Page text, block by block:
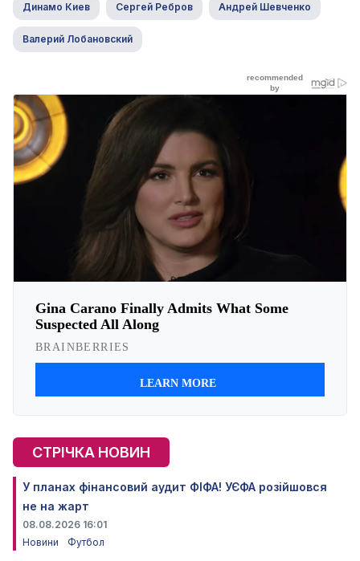
Динамо Киев Сергей Ребров Андрей Шевченко
Валерий Лобановский
СТРІЧКА НОВИН
У планах фінансовий аудит ФІФА! УЄФА розійшовся
не на жарт
08.08.2026 16:01
Новини
Футбол